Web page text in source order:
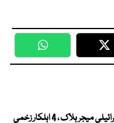
WhatsApp